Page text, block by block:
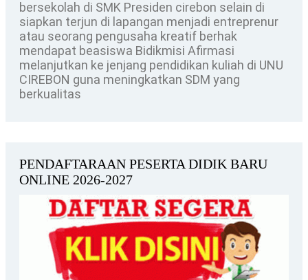
bersekolah di SMK Presiden cirebon selain di
siapkan terjun di lapangan menjadi entreprenur
atau seorang pengusaha kreatif berhak
mendapat beasiswa Bidikmisi Afirmasi
melanjutkan ke jenjang pendidikan kuliah di UNU
CIREBON guna meningkatkan SDM yang
berkualitas
PENDAFTARAAN PESERTA DIDIK BARU
ONLINE 2026-2027